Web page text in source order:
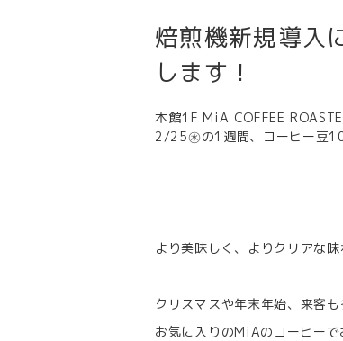
焙煎機新規導入
します！
本館1F MiA COFFEE
2/25㊌の1週間、コーヒー豆
より美味しく、よりクリアな
クリスマスや年末年始、来客も
お気に入りのMiAのコーヒー